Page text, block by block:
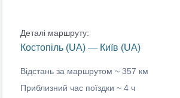
Деталі маршруту:
Костопіль (UA) — Київ (UA)
Відстань за маршрутом ~ 357 км
Приблизний час поїздки ~ 4 ч